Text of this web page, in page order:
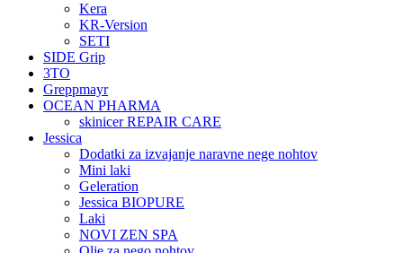
Kera
KR-Version
SETI
SIDE Grip
3TO
Greppmayr
OCEAN PHARMA
skinicer REPAIR CARE
Jessica
Dodatki za izvajanje naravne nege nohtov
Mini laki
Geleration
Jessica BIOPURE
Laki
NOVI ZEN SPA